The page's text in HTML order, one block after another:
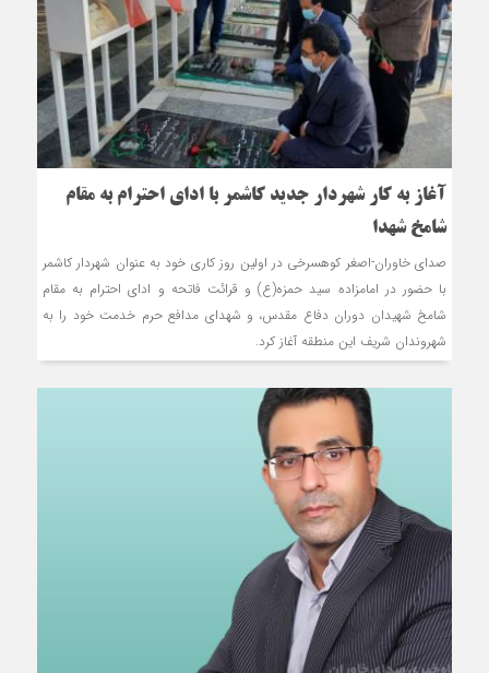
آغاز به کار شهردار جدید کاشمر با ادای احترام به مقام
شامخ شهدا
صدای خاوران-اصغر کوهسرخی در اولین روز کاری خود به عنوان شهردار کاشمر
با حضور در امامزاده سید حمزه(ع) و قرائت فاتحه و ادای احترام به مقام
شامخ شهیدان دوران دفاع مقدس، و شهدای مدافع حرم خدمت خود را به
شهروندان شریف این منطقه آغاز کرد.